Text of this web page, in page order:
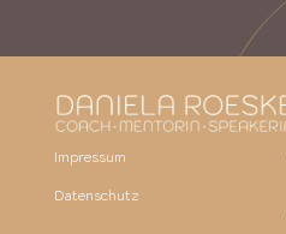
Impressum
Datenschutz